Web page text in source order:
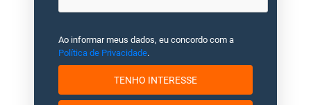
Ao informar meus dados, eu concordo com a
Política de Privacidade.
TENHO INTERESSE